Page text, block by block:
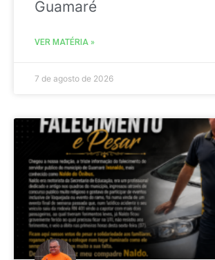
Guamaré
VER MATÉRIA »
7 de agosto de 2026